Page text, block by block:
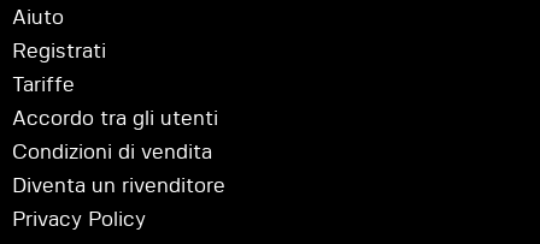
Aiuto
Registrati
Tariffe
Accordo tra gli utenti
Condizioni di vendita
Diventa un rivenditore
Privacy Policy